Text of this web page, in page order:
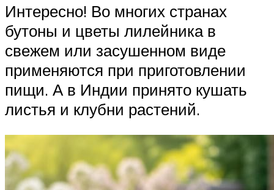
Интересно! Во многих странах
бутоны и цветы лилейника в
свежем или засушенном виде
применяются при приготовлении
пищи. А в Индии принято кушать
листья и клубни растений.